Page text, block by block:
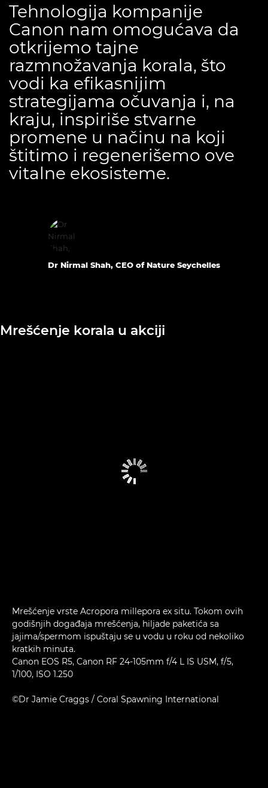
Dr Nirmal Shah, CEO of Nature Seychelles
Tehnologija kompanije
Canon nam omogućava da
otkrijemo tajne
razmnožavanja korala, što
vodi ka efikasnijim
strategijama očuvanja i, na
kraju, inspiriše stvarne
promene u načinu na koji
štitimo i regenerišemo ove
vitalne ekosisteme.
Mrešćenje korala u akciji
Mrešćenje vrste Acropora millepora ex situ. Tokom ovih
godišnjih događaja mrešćenja, hiljade paketića sa
jajima/spermom ispuštaju se u vodu u roku od nekoliko
kratkih minuta.
Canon EOS R5, Canon RF 24-105mm f/4 L IS USM, f/5,
1/100, ISO 1.250
©Dr Jamie Craggs / Coral Spawning International